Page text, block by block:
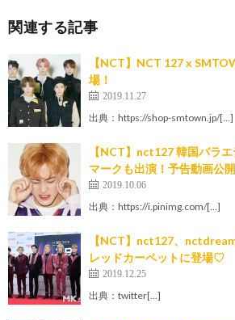
関連する記事
【NCT】NCT 127 x
場！
2019.11.27
出典：https://shop-smtown.jp/[…]
【NCT】nct127 韓国バラ
マークも出演！予告動画公開
2019.10.06
出典：https://i.pinimg.com/[…]
【NCT】nct127、
レッドカーペットに登場♡
2019.12.25
出典：twitter[…]